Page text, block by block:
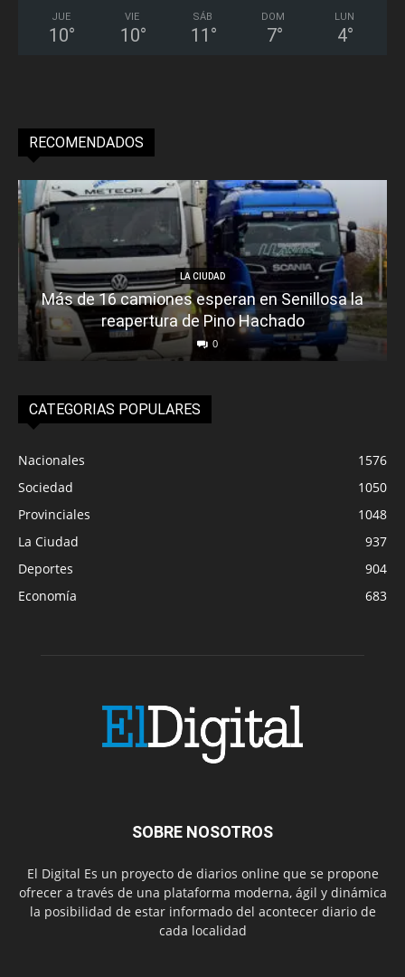
JUE
10°
VIE
10°
SÁB
11 °
DOM
7°
LUN
4°
RECOMENDADOS
LA CIUDAD
Más de 16 camiones esperan en Senillosa la
reapertura de Pino Hachado
0
CATEGORIAS POPULARES
Nacionales
1576
Sociedad
1050
Provinciales
1048
La Ciudad
937
Deportes
904
Economía
683
SOBRE NOSOTROS
El Digital Es un proyecto de diarios online que se propone
ofrecer a través de una plataforma moderna, ágil y dinámica
la posibilidad de estar informado del acontecer diario de
cada localidad